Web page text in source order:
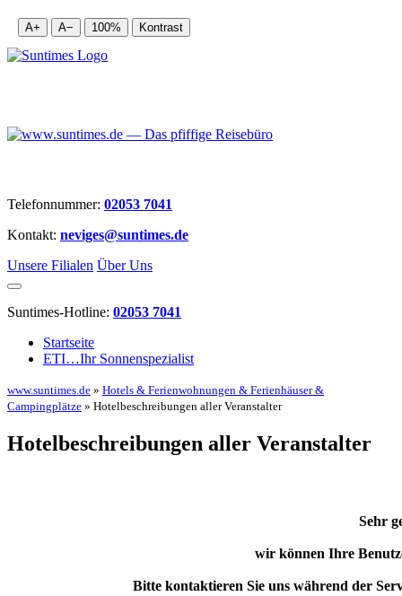
A+ A− 100% Kontrast
Telefonnummer: 02053 7041
Kontakt: neviges@suntimes.de
Unsere Filialen Über Uns
Suntimes-Hotline: 02053 7041
Startseite
ETI…Ihr Sonnenspezialist
www.suntimes.de » Hotels & Ferienwohnungen & Ferienhäuser &
Campingplätze » Hotelbeschreibungen aller Veranstalter
Hotelbeschreibungen aller Veranstalter